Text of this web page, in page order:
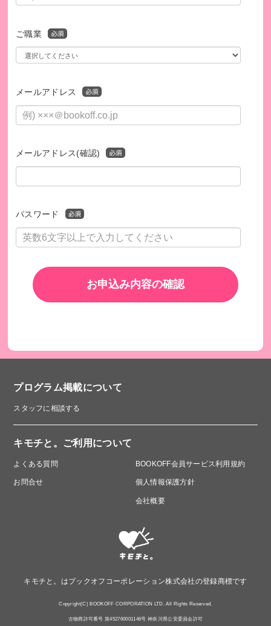
ご職業
メールアドレス
メールアドレス(確認)
パスワード
お申込み内容の確認
プログラム掲載について
スタッフに相談する
キモチと。ご利用について
よくある質問
お問合せ
BOOKOFF会員サービス利用規約
個人情報保護方針
会社概要
キモチと。はブックオフコーポレーション株式会社の登録商標です
Copyright(C) BOOKOFF CORPORATION LTD. All Rights Reserved.
古物商許可番号 第452760001146号 神奈川県公安委員会許可